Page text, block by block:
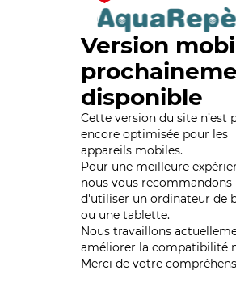
Version
disponible
Cette version du site n’est
encore optimisée pour les
appareils mobiles.
Pour une meilleure
nous vous recommandons
d'utiliser un ordinateur de
ou une tablette.
Nous travaillons
améliorer la compatibilité
Merci de votre